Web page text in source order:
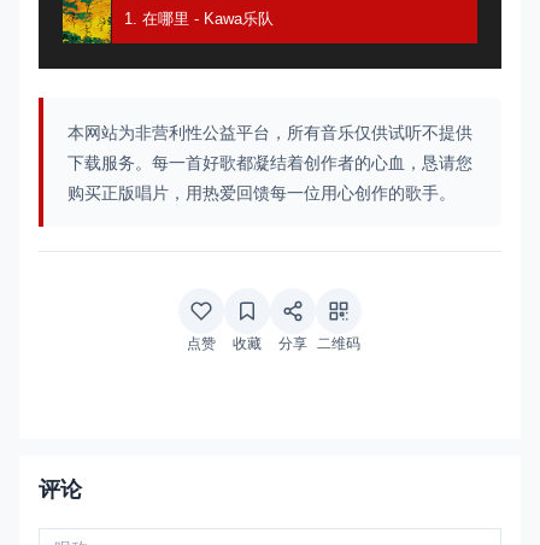
1. 在哪里 - Kawa乐队
本网站为非营利性公益平台，所有音乐仅供试听不提供
下载服务。每一首好歌都凝结着创作者的心血，恳请您
购买正版唱片，用热爱回馈每一位用心创作的歌手。
点赞 收藏 分享 二维码
评论